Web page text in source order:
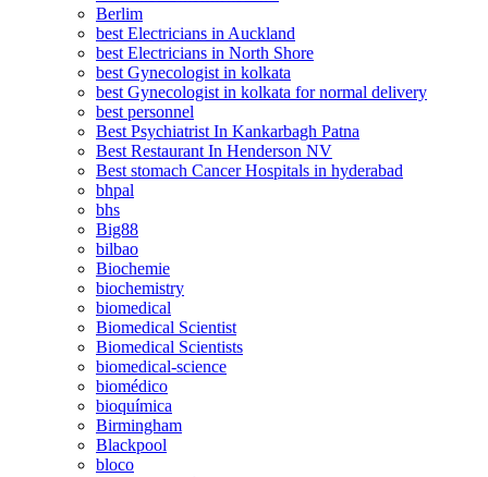
Berlim
best Electricians in Auckland
best Electricians in North Shore
best Gynecologist in kolkata
best Gynecologist in kolkata for normal delivery
best personnel
Best Psychiatrist In Kankarbagh Patna
Best Restaurant In Henderson NV
Best stomach Cancer Hospitals in hyderabad
bhpal
bhs
Big88
bilbao
Biochemie
biochemistry
biomedical
Biomedical Scientist
Biomedical Scientists
biomedical-science
biomédico
bioquímica
Birmingham
Blackpool
bloco